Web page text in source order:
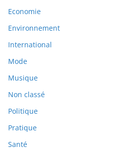
Economie
Environnement
International
Mode
Musique
Non classé
Politique
Pratique
Santé